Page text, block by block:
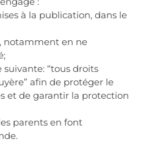
à la publication, dans le
notamment en ne
suivante: “tous droits
afin de protéger le
et de garantir la protection
parents en font